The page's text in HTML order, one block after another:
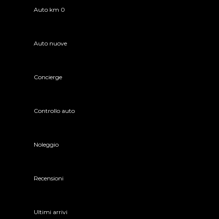
Auto km 0
Auto nuove
Concierge
Controllo auto
Noleggio
Recensioni
Ultimi arrivi